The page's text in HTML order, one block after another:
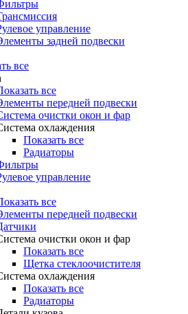
управление
задней подвески
все
все
передней подвески
очистки окон и фар
охлаждения
Показать все
Радиаторы
управление
все
передней подвески
очистки окон и фар
Показать все
Щетка стеклоочистителя
охлаждения
Показать все
Радиаторы